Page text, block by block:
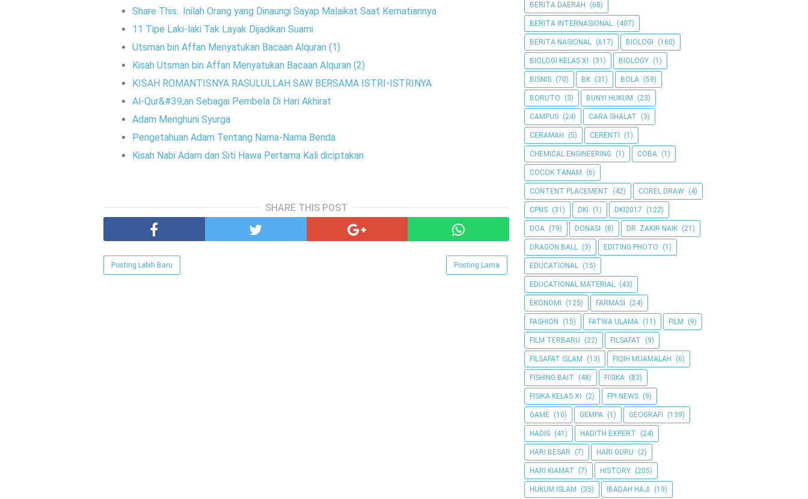
Share This.. Inilah Orang yang Dinaungi Sayap Malaikat Saat Kematiannya
11 Tipe Laki-laki Tak Layak Dijadikan Suami
Utsman bin Affan Menyatukan Bacaan Alquran (1)
Kisah Utsman bin Affan Menyatukan Bacaan Alquran (2)
KISAH ROMANTISNYA RASULULLAH SAW BERSAMA ISTRI-ISTRINYA
Al-Qur&#39;an Sebagai Pembela Di Hari Akhirat
Adam Menghuni Syurga
Pengetahuan Adam Tentang Nama-Nama Benda
Kisah Nabi Adam dan Siti Hawa Pertama Kali diciptakan
SHARE THIS POST
Posting Lebih Baru Posting Lama
BERITA DAERAH (68)
BERITA INTERNASIONAL (407)
BERITA NASIONAL (617) BIOLOGI (160)
BIOLOGI KELAS XI (31) BIOLOGY (1)
BISNIS (70) BK (31) BOLA (59)
BORUTO (3) BUNYI HUKUM (23)
CAMPUS (24) CARA SHALAT (3)
CERAMAH (5) CERENTI (1)
CHEMICAL ENGINEERING (1) COBA (1)
COCOK TANAM (6)
CONTENT PLACEMENT (42) COREL DRAW (4)
CPNS (31) DKI (1) DKI2017 (122)
DOA (79) DONASI (8) DR. ZAKIR NAIK (21)
DRAGON BALL (3) EDITING PHOTO (1)
EDUCATIONAL (15)
EDUCATIONAL MATERIAL (43)
EKONOMI (125) FARMASI (24)
FASHION (15) FATWA ULAMA (11) FILM (9)
FILM TERBARU (22) FILSAFAT (9)
FILSAFAT ISLAM (13) FIQIH MUAMALAH (6)
FISHING BAIT (48) FISIKA (83)
FISIKA KELAS XI (2) FPI NEWS (9)
GAME (10) GEMPA (1) GEOGRAFI (139)
HADIS (41) HADITH EXPERT (24)
HARI BESAR (7) HARI GURU (2)
HARI KIAMAT (7) HISTORY (205)
HUKUM ISLAM (35) IBADAH HAJI (19)